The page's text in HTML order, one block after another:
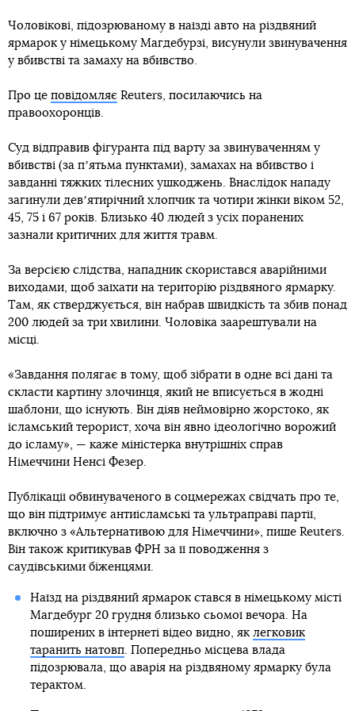
Чоловікові, підозрюваному в наїзді авто на різдвяний
ярмарок у німецькому Магдебурзі, висунули звинувачення
у вбивстві та замаху на вбивство.
Про це повідомляє Reuters, посилаючись на
правоохоронців.
Суд відправив фігуранта під варту за звинуваченням у
вбивстві (за пʼятьма пунктами), замахах на вбивство і
завданні тяжких тілесних ушкоджень. Внаслідок нападу
загинули девʼятирічний хлопчик та чотири жінки віком 52,
45, 75 і 67 років. Близько 40 людей з усіх поранених
зазнали критичних для життя травм.
За версією слідства, нападник скористався аварійними
виходами, щоб заїхати на територію різдвяного ярмарку.
Там, як стверджується, він набрав швидкість та збив понад
200 людей за три хвилини. Чоловіка заарештували на
місці.
«Завдання полягає в тому, щоб зібрати в одне всі дані та
скласти картину злочинця, який не вписується в жодні
шаблони, що існують. Він діяв неймовірно жорстоко, як
ісламський терорист, хоча він явно ідеологічно ворожий
до ісламу», — каже міністерка внутрішніх справ
Німеччини Ненсі Фезер.
Публікації обвинуваченого в соцмережах свідчать про те,
що він підтримує антиісламські та ультраправі партії,
включно з «Альтернативою для Німеччини», пише Reuters.
Він також критикував ФРН за її поводження з
саудівськими біженцями.
Наїзд на різдвяний ярмарок стався в німецькому місті
Магдебург 20 грудня близько сьомої вечора. На
поширених в інтернеті відео видно, як легковик
таранить натовп. Попередньо місцева влада
підозрювала, що аварія на різдвяному ярмарку була
терактом.